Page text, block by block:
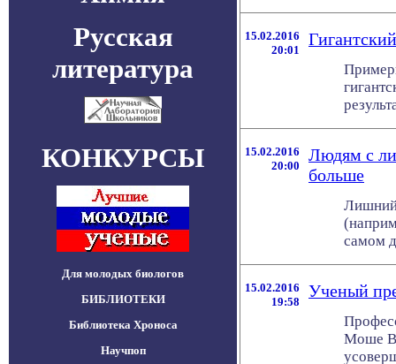
Русская
литература
КОНКУРСЫ
Для молодых биологов
БИБЛИОТЕКИ
Библиотека Хроноса
Научпоп
15.02.2016
20:01
15.02.2016
20:00
Людям с
больше
Лишний
самом
15.02.2016
19:58
Ученый
Моше